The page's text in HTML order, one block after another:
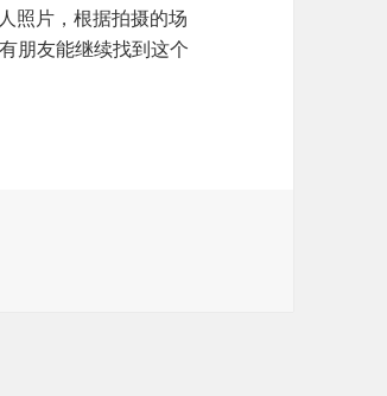
照片，根据拍摄的场
朋友能继续找到这个